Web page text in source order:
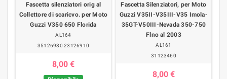
Fascetta silenziatori orig al
Collettore di scaricvo. per Moto
Guzzi V350 650 Florida
AL164
35126980 23126910
8,00 €
Fascetta Silenziatori, per Moto
Guzzi V35II-V35III-V35 Imola-
35GT-V50III-Nevada 350-750
Flno al 2003
AL161
31123460
8,00 €